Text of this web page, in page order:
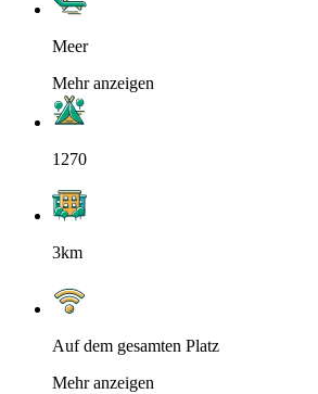
Meer
Mehr anzeigen
1270
3km
Auf dem gesamten Platz
Mehr anzeigen